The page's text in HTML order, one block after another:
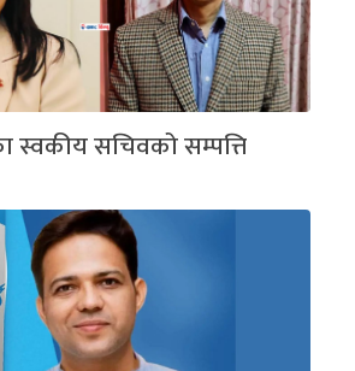
स्वकीय सचिवको सम्पत्ति